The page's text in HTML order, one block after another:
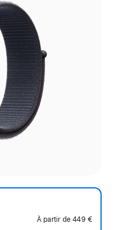
À partir de 449 €